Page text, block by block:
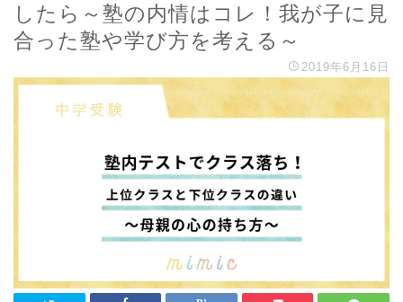
したら～塾の内情はコレ！我が子に見
合った塾や学び方を考える～
2019年6月16日